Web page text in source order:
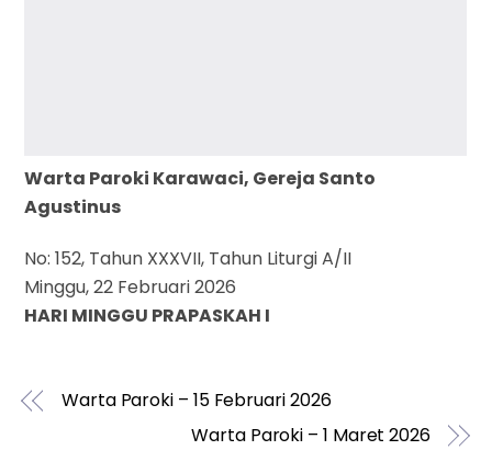
Warta Paroki Karawaci, Gereja Santo
Agustinus
No: 152, Tahun XXXVII, Tahun Liturgi A/II
Minggu, 22 Februari 2026
HARI MINGGU PRAPASKAH I
Warta Paroki – 15 Februari 2026
Warta Paroki – 1 Maret 2026